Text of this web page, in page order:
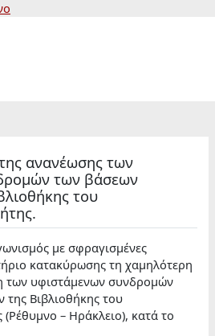
ανανέωσης των
των βάσεων
του
με σφραγισμένες
κατακύρωσης τη χαμηλότερη
των υφιστάμενων συνδρομών
Βιβλιοθήκης του
– Ηράκλειο), κατά το